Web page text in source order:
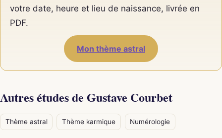
votre date, heure et lieu de naissance, livrée en
PDF.
Mon thème astral
Autres études de Gustave Courbet
Thème astral Thème karmique Numérologie